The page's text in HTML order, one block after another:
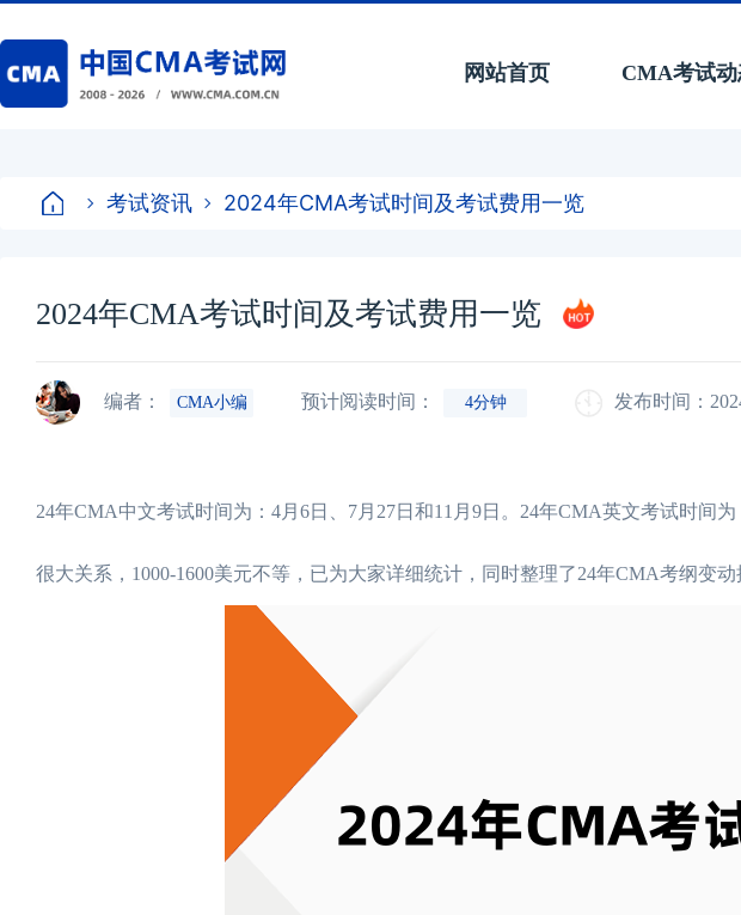
网站首页 CMA考试动
考试资讯 2024年CMA考试时间及考试费用一览
2024年CMA考试时间及考试费用一览
编者： CMA小编 预计阅读时间： 4分钟 发布时间：
24年CMA中文考试时间为：4月6日、7月27日和11月9日。24年CMA英文考试时间为
很大关系，1000-1600美元不等，已为大家详细统计，同时整理了24年CMA考纲变动